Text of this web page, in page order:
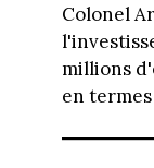
Colonel
millions
en